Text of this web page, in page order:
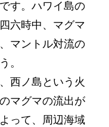
す。ハワイ島の
六時中、マグマ
マントル対流の
。
西ノ島という火
マグマの流出が
って、周辺海域